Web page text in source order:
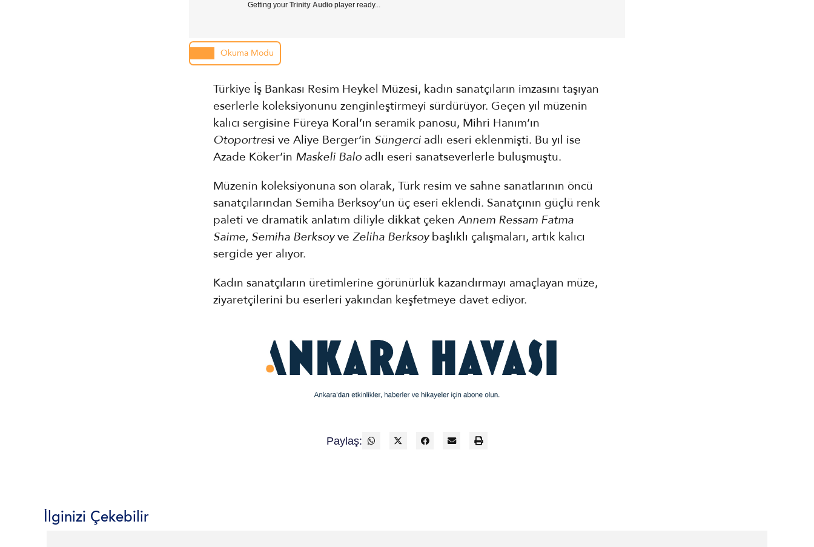
Getting your Trinity Audio player ready...
Okuma Modu
Türkiye İş Bankası Resim Heykel Müzesi, kadın sanatçıların imzasını taşıyan
eserlerle koleksiyonunu zenginleştirmeyi sürdürüyor. Geçen yıl müzenin
kalıcı sergisine Füreya Koral’ın seramik panosu, Mihri Hanım’ın
Otoportresi ve Aliye Berger’in Süngerci adlı eseri eklenmişti. Bu yıl ise
Azade Köker’in Maskeli Balo adlı eseri sanatseverlerle buluşmuştu.
Müzenin koleksiyonuna son olarak, Türk resim ve sahne sanatlarının öncü
sanatçılarından Semiha Berksoy’un üç eseri eklendi. Sanatçının güçlü renk
paleti ve dramatik anlatım diliyle dikkat çeken Annem Ressam Fatma
Saime, Semiha Berksoyve Zeliha Berksoybaşlıklı çalışmaları, artık kalıcı
sergide yer alıyor.
Kadın sanatçıların üretimlerine görünürlük kazandırmayı amaçlayan müze,
ziyaretçilerini bu eserleri yakından keşfetmeye davet ediyor.
Paylaş:
İlginizi Çekebilir